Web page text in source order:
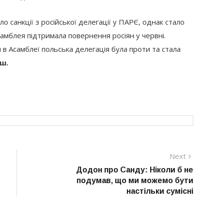
санкції з російської делегації у ПАРЄ, однак стало
підтримала повернення росіян у червні.
польська делегація була проти та стала
Next
Додон про Санду: Ніколи б не
подумав, що ми можемо бути
настільки сумісні